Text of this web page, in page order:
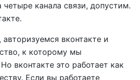
четыре канала связи, допустим.
вконтакте и
к которому мы
вконтакте это работает как
Если вы работаете